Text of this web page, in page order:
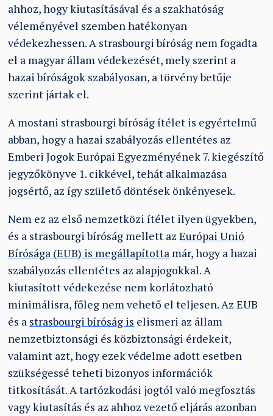
ahhoz, hogy kiutasításával és a szakhatóság
véleményével szemben hatékonyan
védekezhessen. A strasbourgi bíróság nem fogadta
el a magyar állam védekezését, mely szerint a
hazai bíróságok szabályosan, a törvény betűje
szerint jártak el.
A mostani strasbourgi bíróság ítélet is egyértelmű
abban, hogy a hazai szabályozás ellentétes az
Emberi Jogok Európai Egyezményének 7. kiegészítő
jegyzőkönyve 1. cikkével, tehát alkalmazása
jogsértő, az így születő döntések önkényesek.
Nem ez az első nemzetközi ítélet ilyen ügyekben,
és a strasbourgi bíróság mellett azEurópai Unió
Bírósága (EUB) is megállapította már, hogy a hazai
szabályozás ellentétes az alapjogokkal. A
kiutasított védekezése nem korlátozható
minimálisra, főleg nem vehető el teljesen. Az EUB
és a strasbourgi bíróság is elismeri az állam
nemzetbiztonsági és közbiztonsági érdekeit,
valamint azt, hogy ezek védelme adott esetben
szükségessé teheti bizonyos információk
titkosítását. A tartózkodási jogtól való megfosztás
vagy kiutasítás és az ahhoz vezető eljárás azonban